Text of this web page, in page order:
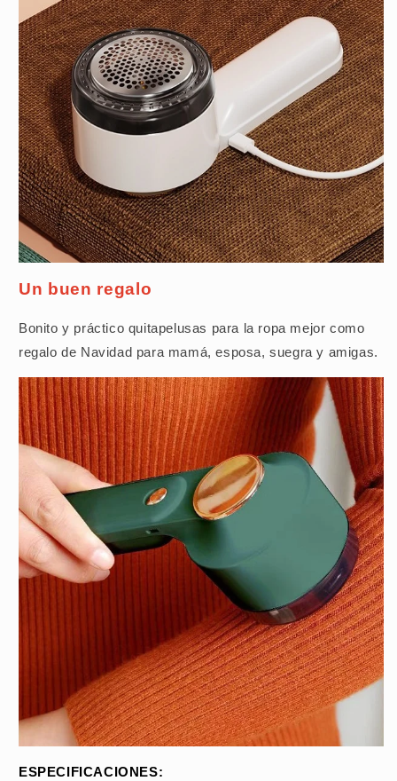
Un buen regalo
Bonito y práctico quitapelusas para la ropa mejor como
regalo de Navidad para mamá, esposa, suegra y amigas.
ESPECIFICACIONES: